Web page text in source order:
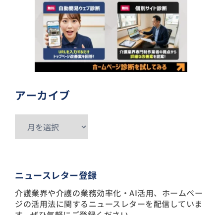
アーカイブ
ブ
ニュースレター登録
介護業界や介護の業務効率化・AI活用、ホームペー
ジの活用法に関するニュースレターを配信していま